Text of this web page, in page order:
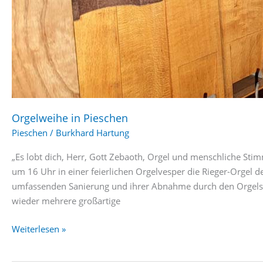
Orgelweihe in Pieschen
Pieschen / Burkhard Hartung
„Es lobt dich, Herr, Gott Zebaoth, Orgel und menschliche
um 16 Uhr in einer feierlichen Orgelvesper die Rieger-Orgel
umfassenden Sanierung und ihrer Abnahme durch den
wieder mehrere großartige
Orgelweihe
Weiterlesen »